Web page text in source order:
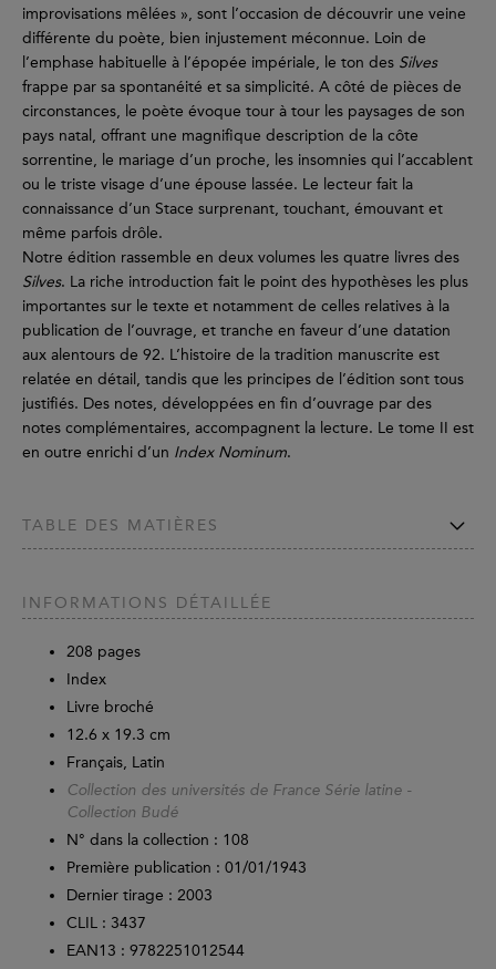
improvisations mêlées », sont l’occasion de découvrir une veine
différente du poète, bien injustement méconnue. Loin de
l’emphase habituelle à l’épopée impériale, le ton des Silves
frappe par sa spontanéité et sa simplicité. A côté de pièces de
circonstances, le poète évoque tour à tour les paysages de son
pays natal, offrant une magnifique description de la côte
sorrentine, le mariage d’un proche, les insomnies qui l’accablent
ou le triste visage d’une épouse lassée. Le lecteur fait la
connaissance d’un Stace surprenant, touchant, émouvant et
même parfois drôle.
Notre édition rassemble en deux volumes les quatre livres des
Silves. La riche introduction fait le point des hypothèses les plus
importantes sur le texte et notamment de celles relatives à la
publication de l’ouvrage, et tranche en faveur d’une datation
aux alentours de 92. L’histoire de la tradition manuscrite est
relatée en détail, tandis que les principes de l’édition sont tous
justifiés. Des notes, développées en fin d’ouvrage par des
notes complémentaires, accompagnent la lecture. Le tome II est
en outre enrichi d’un Index Nominum.
TABLE DES MATIÈRES
INFORMATIONS DÉTAILLÉE
208 pages
Index
Livre broché
12.6 x 19.3 cm
Français, Latin
Collection des universités de France Série latine -
Collection Budé
N° dans la collection : 108
Première publication : 01/01/1943
Dernier tirage : 2003
CLIL : 3437
EAN13 : 9782251012544